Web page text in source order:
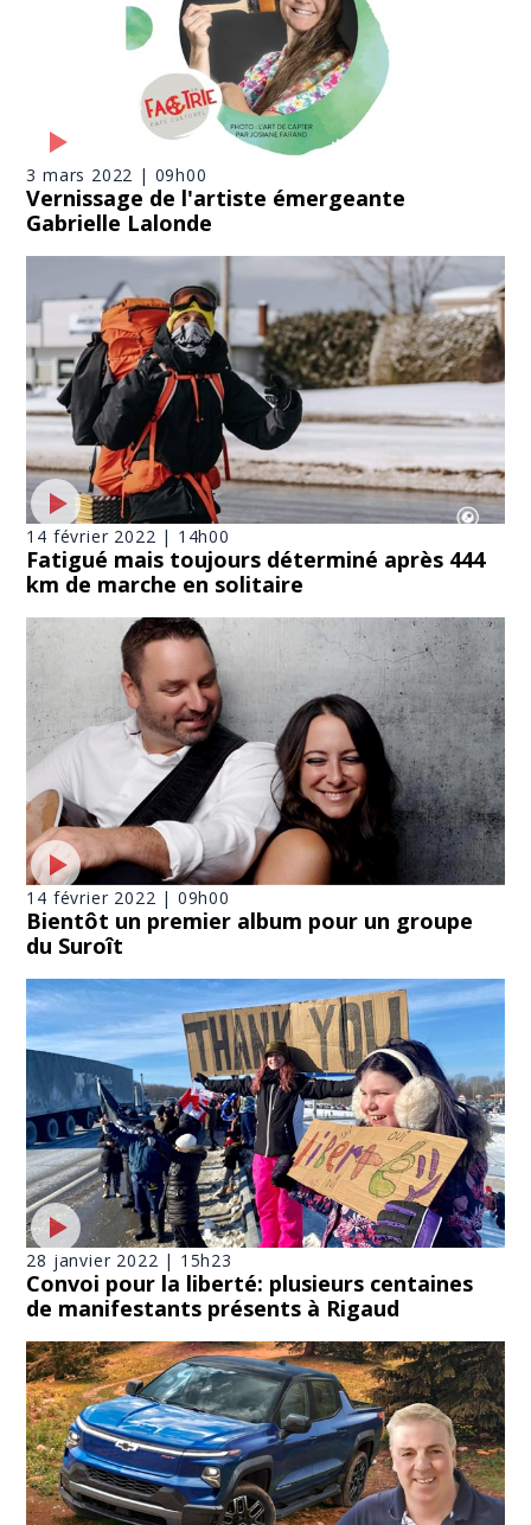
3 mars 2022 | 09h00
Vernissage de l'artiste émergeante
Gabrielle Lalonde
14 février 2022 | 14h00
Fatigué mais toujours déterminé après 444
km de marche en solitaire
14 février 2022 | 09h00
Bientôt un premier album pour un groupe
du Suroît
28 janvier 2022 | 15h23
Convoi pour la liberté: plusieurs centaines
de manifestants présents à Rigaud